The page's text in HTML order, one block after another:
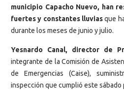
municipio Capacho Nuevo, han
fuertes y constantes lluviasque
durante los meses de junio y julio.
Yesnardo Canal, director de
integrante de la Comisión de
de Emergencias (Caise),
inspección que cumplió este sábado